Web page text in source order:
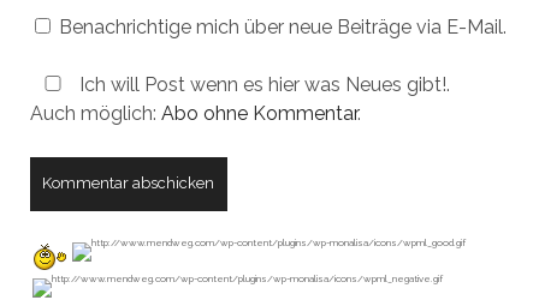
Benachrichtige mich über neue Beiträge via E-Mail.
Ich will Post wenn es hier was Neues gibt!.
Auch möglich: Abo ohne Kommentar.